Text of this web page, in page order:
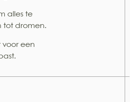
alles te
tot dromen.
voor een